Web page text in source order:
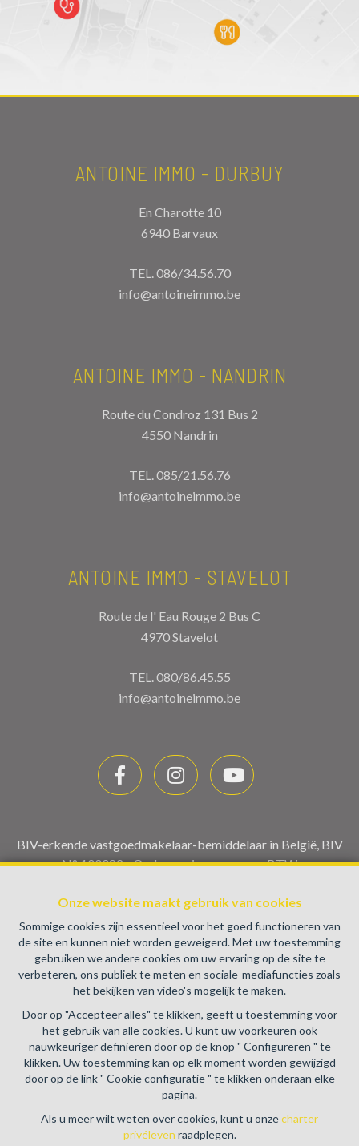
Onze website maakt gebruik van cookies
Sommige cookies zijn essentieel voor het goed functioneren van
de site en kunnen niet worden geweigerd. Met uw toestemming
gebruiken we andere cookies om uw ervaring op de site te
verbeteren, ons publiek te meten en sociale-mediafuncties zoals
het bekijken van video's mogelijk te maken.
Door op "Accepteer alles" te klikken, geeft u toestemming voor
het gebruik van alle cookies. U kunt uw voorkeuren ook
nauwkeuriger definiëren door op de knop " Configureren " te
klikken. Uw toestemming kan op elk moment worden gewijzigd
door op de link " Cookie configuratie " te klikken onderaan elke
pagina.
Als u meer wilt weten over cookies, kunt u onzecharter
privéleven raadplegen.
ANTOINE IMMO - DURBUY
En Charotte 10
6940 Barvaux
TEL.086/34.56.70
info@antoineimmo.be
ANTOINE IMMO - NANDRIN
Route du Condroz 131 Bus 2
4550 Nandrin
TEL.085/21.56.76
info@antoineimmo.be
ANTOINE IMMO - STAVELOT
Route de l' Eau Rouge 2 Bus C
4970 Stavelot
TEL.080/86.45.55
info@antoineimmo.be
BIV-erkende vastgoedmakelaar-bemiddelaar in België, BIV
N° 100082 - Ondernemingsnummer : BTW
Beroepinstituut van Vastgoedmakelaars Luxemburgstraat,
16B - 1000 Brussel (+32 2 505 38 50 - info@biv.be) -
www.biv.be-Deontologische code
BA en borgstelling via NV AXA Belgium, Troonplein 1, 1000
Brussel (polisnr. 730.390.160) Dekking geldt voor
activiteiten die in België worden uitgevoerd
Algemene gebruiksvoorwaarden van de website
Charter privéleven
Cookie configuratie